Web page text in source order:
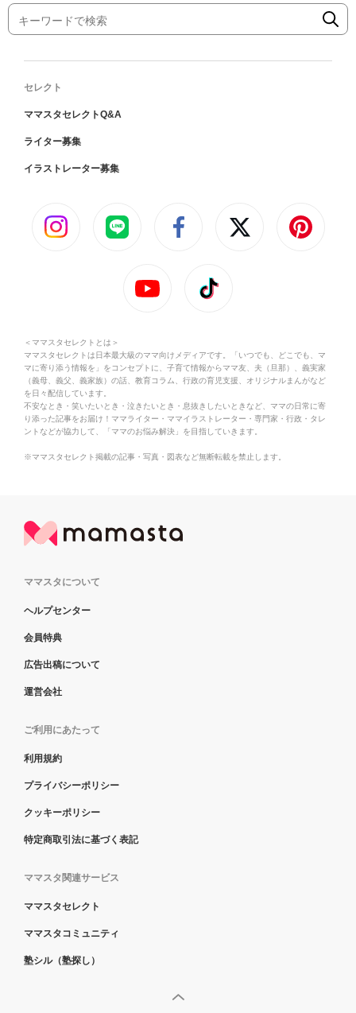
セレクト
ママスタセレクトQ&A
ライター募集
イラストレーター募集
＜ママスタセレクトとは＞
ママスタセレクトは日本最大級のママ向けメディアです。「いつでも、どこでも、マ
マに寄り添う情報を」をコンセプトに、子育て情報からママ友、夫（旦那）、義実家
（義母、義父、義家族）の話、教育コラム、行政の育児支援、オリジナルまんがなど
を日々配信しています。
不安なとき・笑いたいとき・泣きたいとき・息抜きしたいときなど、ママの日常に寄
り添った記事をお届け！ママライター・ママイラストレーター・専門家・行政・タレ
ントなどが協力して、「ママのお悩み解決」を目指していきます。
※ママスタセレクト掲載の記事・写真・図表など無断転載を禁止します。
ママスタについて
ヘルプセンター
会員特典
広告出稿について
運営会社
ご利用にあたって
利用規約
プライバシーポリシー
クッキーポリシー
特定商取引法に基づく表記
ママスタ関連サービス
ママスタセレクト
ママスタコミュニティ
塾シル（塾探し）